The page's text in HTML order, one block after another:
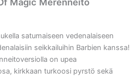
satumaiseen vedenalaiseen
seikkailuihin Barbien kanssa!
on upea
kirkkaan turkoosi pyrstö sekä